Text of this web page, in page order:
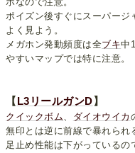
ポイズン後すぐにスーパージ
よく見よう。
メガホン発動頻度は全ブキ中
やすいマップでは特に注意。
【L3リールガンD】
クイックボム、 ダイオウイカ
無印とは逆に前線で暴れられ
足止め性能は下がっている